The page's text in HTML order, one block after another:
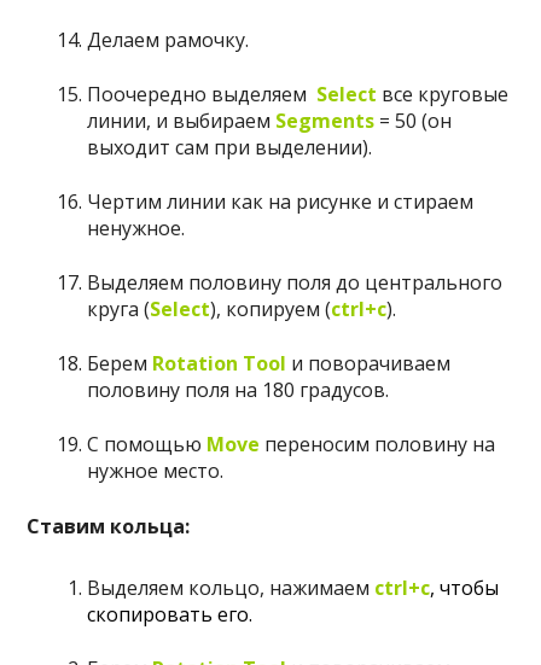
Делаем рамочку.
Поочередно выделяем Select все круговые
линии, и выбираем Segments = 50 (он
выходит сам при выделении).
Чертим линии как на рисунке и стираем
ненужное.
Выделяем половину поля до центрального
круга (Select), копируем (ctrl+c).
Берем Rotation Tool и поворачиваем
половину поля на 180 градусов.
С помощью Move переносим половину на
нужное место.
Ставим кольца:
Выделяем кольцо, нажимаем ctrl+c,чтобы
скопировать его.